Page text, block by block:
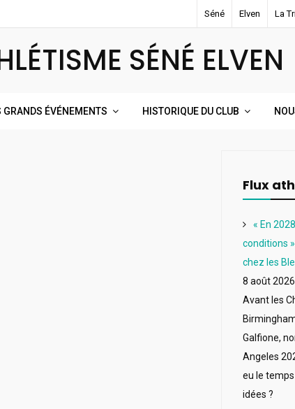
Séné Elven La
SÉNÉ ELVEN
GRANDS ÉVÉNEMENTS HISTORIQUE DU CLUB
Flux
« En
conditions
chez les
8 août 2026
Avant les
Galfione,
Angeles
eu le
idées ?